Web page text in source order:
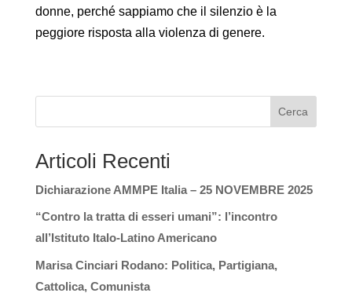
donne, perché sappiamo che il silenzio è la
peggiore risposta alla violenza di genere.
Cerca
Articoli Recenti
Dichiarazione AMMPE Italia – 25 NOVEMBRE 2025
“Contro la tratta di esseri umani”: l’incontro
all’Istituto Italo-Latino Americano
Marisa Cinciari Rodano: Politica, Partigiana,
Cattolica, Comunista